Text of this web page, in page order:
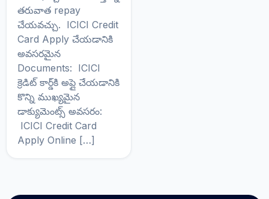
తరువాత repay
చేయవచ్చు. ICICI Credit
Card Apply చేయడానికి
అవసరమైన
Documents: ICICI
క్రెడిట్ కార్డ్‌కి అప్లై చేయడానికి
కొన్ని ముఖ్యమైన
డాక్యుమెంట్స్ అవసరం:
ICICI Credit Card
Apply Online […]